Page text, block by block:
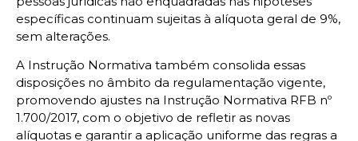
específicas continuam sujeitas à alíquota geral de 9%,
sem alterações.
A Instrução Normativa também consolida essas
disposições no âmbito da regulamentação vigente,
promovendo ajustes na Instrução Normativa RFB nº
1.700/2017, com o objetivo de refletir as novas
alíquotas e garantir a aplicação uniforme das regras a